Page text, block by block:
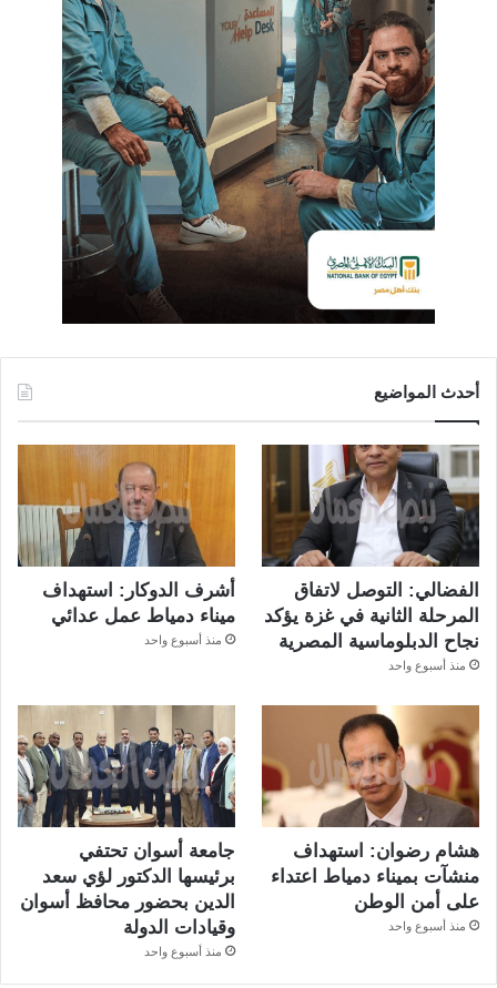
أحدث المواضيع
الفضالي: التوصل لاتفاق
المرحلة الثانية في غزة يؤكد
نجاح الدبلوماسية المصرية
منذ أسبوع واحد
أشرف الدوكار: استهداف
ميناء دمياط عمل عدائي
منذ أسبوع واحد
هشام رضوان: استهداف
منشآت بميناء دمياط اعتداء
على أمن الوطن
منذ أسبوع واحد
جامعة أسوان تحتفي
برئيسها الدكتور لؤي سعد
الدين بحضور محافظ أسوان
وقيادات الدولة
منذ أسبوع واحد